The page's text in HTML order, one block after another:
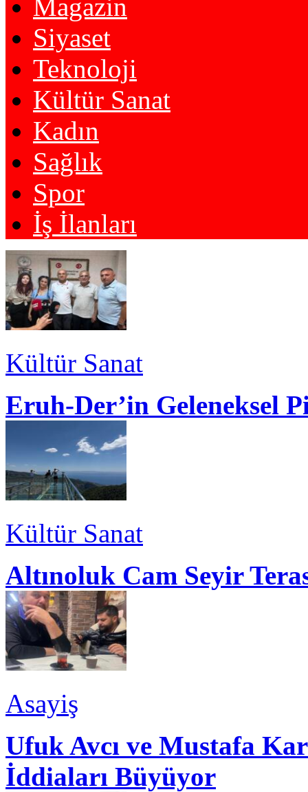
Magazin
Siyaset
Teknoloji
Kültür Sanat
Kadın
Sağlık
Spor
İş İlanları
Kültür Sanat
Eruh-Der’in Geleneksel
Kültür Sanat
Altınoluk Cam Seyir
Asayiş
Ufuk Avcı ve Mustafa
İddiaları Büyüyor